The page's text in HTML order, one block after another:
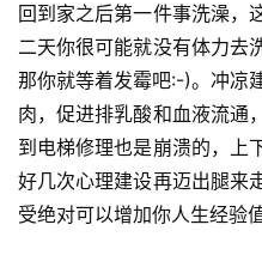
回到家之后第一件事洗澡，
二天你很可能就没有体力去
那你就等着发霉吧:-)。冲凉
肉，促进排乳酸和血液流通
到电梯修理也是崩溃的，上
好几次心理建设再迈出腿来
受绝对可以增加你人生经验值